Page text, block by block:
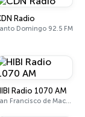
Radio
Domingo 92.5 FM
Radio 1070 AM
San Francisco de Macorís 1070 AM